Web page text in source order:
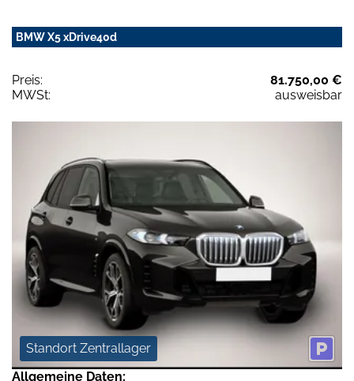
BMW X5 xDrive40d
Preis:
81.750,00 €
MWSt:
ausweisbar
Standort Zentrallager
Allgemeine Daten: